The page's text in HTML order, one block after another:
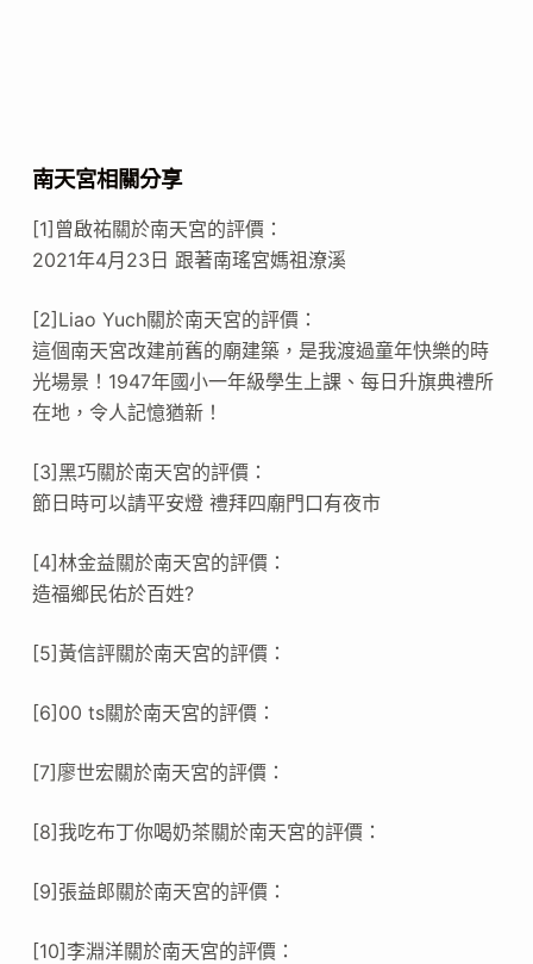
南天宮相關分享
[1]曾啟祐關於南天宮的評價：
2021年4月23日 跟著南瑤宮媽祖潦溪
[2]Liao Yuch關於南天宮的評價：
這個南天宮改建前舊的廟建築，是我渡過童年快樂的時
光場景！1947年國小一年級學生上課、每日升旗典禮所
在地，令人記憶猶新！
[3]黑巧關於南天宮的評價：
節日時可以請平安燈 禮拜四廟門口有夜市
[4]林金益關於南天宮的評價：
造福鄉民佑於百姓?
[5]黃信評關於南天宮的評價：
[6]00 ts關於南天宮的評價：
[7]廖世宏關於南天宮的評價：
[8]我吃布丁你喝奶茶關於南天宮的評價：
[9]張益郎關於南天宮的評價：
[10]李淵洋關於南天宮的評價：